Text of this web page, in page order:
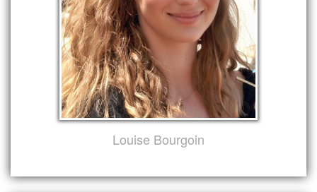
Louise Bourgoin